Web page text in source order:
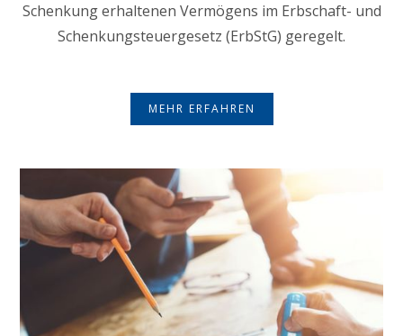
Schenkung erhaltenen Vermögens im Erbschaft- und
Schenkungsteuergesetz (ErbStG) geregelt.
MEHR ERFAHREN